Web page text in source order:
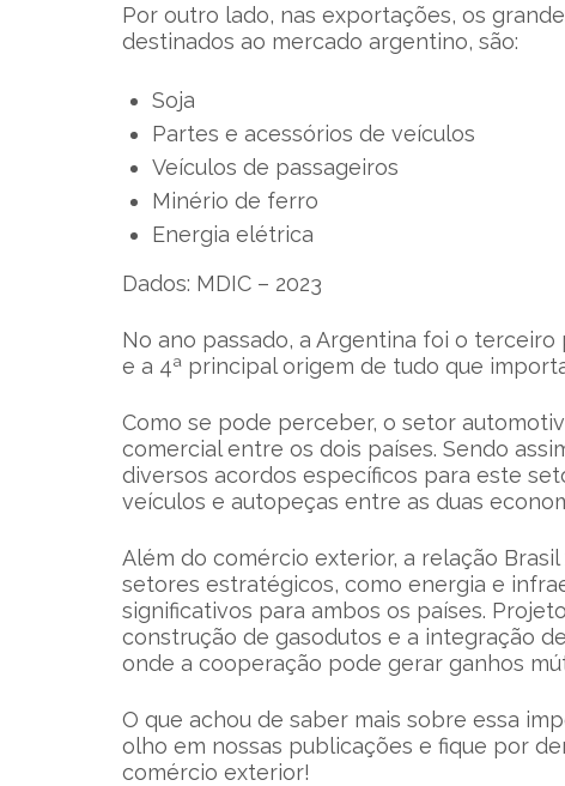
Por outro lado, nas exportações, os
destinados ao mercado argentino, são:
Soja
Partes e acessórios de veículos
Veículos de passageiros
Minério de ferro
Energia elétrica
Dados: MDIC – 2023
No ano passado, a Argentina foi o
e a 4ª principal origem de tudo que
Como se pode perceber, o setor
comercial entre os dois países. Sendo
diversos acordos específicos para este
veículos e autopeças entre as duas
Além do comércio exterior, a relação
setores estratégicos, como energia e
significativos para ambos os países.
construção de gasodutos e a integração
onde a cooperação pode gerar ganhos
O que achou de saber mais sobre essa
olho em nossas publicações e fique por
comércio exterior!